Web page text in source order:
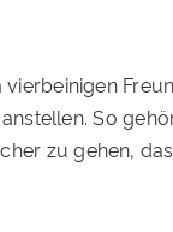
So
zu gehen,